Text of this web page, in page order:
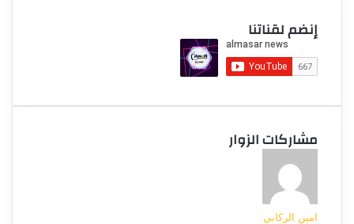
إنضم لقناتنا
مشاركات الزوار
امين الركابي